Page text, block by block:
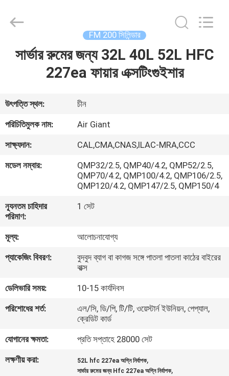
বাড়ি
ভিআর
শো
আমাদের
কারখানা
ভ্রমণ
নিয়ন্ত্রণ
উদ্ধৃতির
Equipment
Reserved.
FM 200 সিলিন্ডার
সার্ভার রুমের জন্য 32L 40L 52L HFC
227ea ফায়ার এক্সটিংগুইশার
উৎপত্তি স্থল:
চীন
পরিচিতিমুলক নাম:
Air Giant
সাক্ষ্যদান:
CAL,CMA,CNAS,ILAC-MRA,CCC
মডেল নম্বার:
QMP32/2.5, QMP40/4.2, QMP52/2.5,
QMP70/4.2, QMP100/4.2, QMP106/2.5,
QMP120/4.2, QMP147/2.5, QMP150/4
ন্যূনতম চাহিদার
পরিমাণ:
1 সেট
মূল্য:
আলোচনাযোগ্য
প্যাকেজিং বিবরণ:
বুদবুদ ব্যাগ বা কাগজ সঙ্গে পাতলা পাতলা কাঠের বাইরের
বাক্স
ডেলিভারি সময়:
10-15 কার্যদিবস
পরিশোধের শর্ত:
এল/সি, ডি/পি, টি/টি, ওয়েস্টার্ন ইউনিয়ন, পেপ্যাল,
ক্রেডিট কার্ড
যোগানের ক্ষমতা:
প্রতি সপ্তাহে 28000 সেট
লক্ষণীয় করা:
52L hfc 227ea অগ্নি নির্বাপক,
সার্ভার রুমের জন্য Hfc 227ea অগ্নি নির্বাপক,